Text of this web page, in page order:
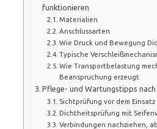
funktionieren
Materialien
Anschlussarten
Wie Druck und Bewegung
Typische
Wie Transportbelastung
Beanspruchung erzeugt
Pflege- und Wartungstipps
Sichtprüfung vor dem Einsatz
Dichtheitsprüfung mit
Verbindungen nachziehen,